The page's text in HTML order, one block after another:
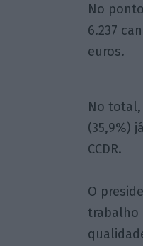
No
6.237
euros.
No total,
(35,9%)
CCDR.
O
trabalho